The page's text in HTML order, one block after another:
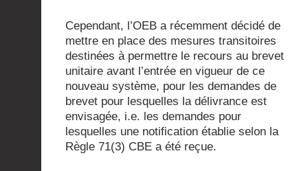
Cependant, l’OEB a récemment décidé de
mettre en place des mesures transitoires
destinées à permettre le recours au brevet
unitaire avant l’entrée en vigueur de ce
nouveau système, pour les demandes de
brevet pour lesquelles la délivrance est
envisagée, i.e. les demandes pour
lesquelles une notification établie selon la
Règle 71(3) CBE a été reçue.